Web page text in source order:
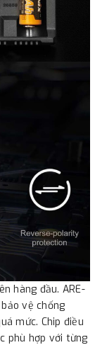
hàng đầu. ARE-
vệ chống
mức. Chip điều
phù hợp với từng